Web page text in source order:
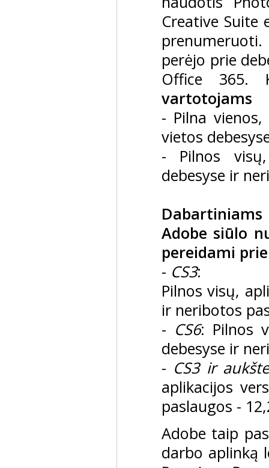
Creative Suite
perėjo prie
Office 365.
vartotojams
- Pilna
vietos
- Pilnos
debesyse ir
Adobe siūlo
pereidami
- CS3:
Pilnos visų,
ir neribotos
- CS6: Pilnos
debesyse ir
- CS3 ir
aplikacijos
paslaugos -
Adobe taip
darbo aplinką